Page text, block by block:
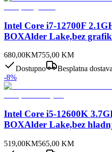
Intel Core i7-12700F
BOXAlder Lake,bez
680,00KM755,00 KM
Dostupno
Besplatna dostava
-8%
Intel Core i5-12600K
BOXAlder Lake,bez
519,00KM565,00 KM